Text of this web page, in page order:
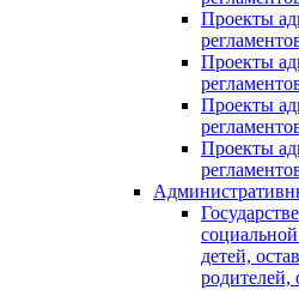
Проекты
Проекты
Проекты
Проекты
детей,
родителей,